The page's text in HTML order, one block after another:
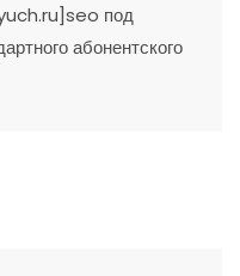
под
абонентского